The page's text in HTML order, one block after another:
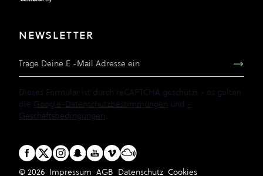
NEWSLETTER
Dieses Formular ist durch reCAPTCHA geschützt - es gelten
die Google-Datenschutzbestimmungen und -
Geschäftsbedingungen.
© 2026 Impressum AGB Datenschutz Cookies